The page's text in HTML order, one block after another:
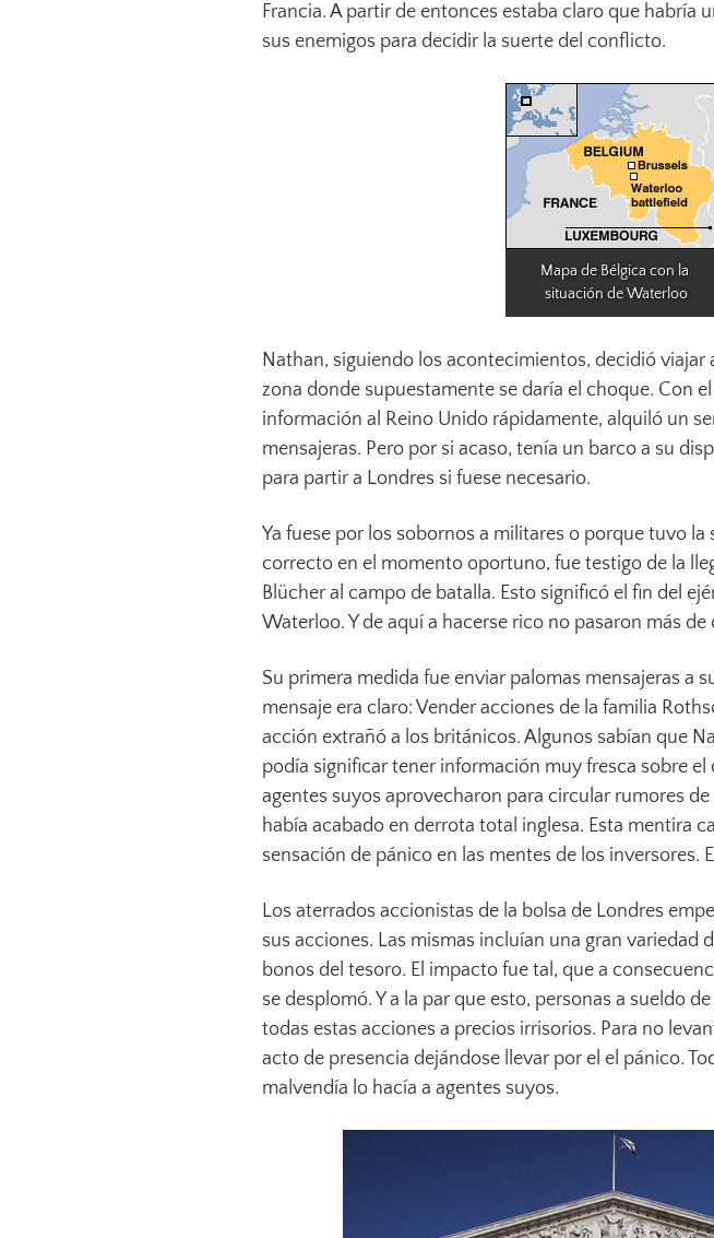
Francia. A partir de entonces estaba claro que habría
sus enemigos para decidir la suerte del conflicto.
Mapa de Bélgica con la
situación de Waterloo
Nathan, siguiendo los acontecimientos, decidió viajar
zona donde supuestamente se daría el choque. Con
información al Reino Unido rápidamente, alquiló un
mensajeras. Pero por si acaso, tenía un barco a su
para partir a Londres si fuese necesario.
Ya fuese por los sobornos a militares o porque tuvo la
correcto en el momento oportuno, fue testigo de la
Blücher al campo de batalla. Esto significó el fin del
Waterloo. Y de aquí a hacerse rico no pasaron más de
Su primera medida fue enviar palomas mensajeras a
mensaje era claro: Vender acciones de la familia
acción extrañó a los británicos. Algunos sabían que
podía significar tener información muy fresca sobre el
agentes suyos aprovecharon para circular rumores
había acabado en derrota total inglesa. Esta mentira
sensación de pánico en las mentes de los inversores.
Los aterrados accionistas de la bolsa de Londres
sus acciones. Las mismas incluían una gran variedad
bonos del tesoro. El impacto fue tal, que a
se desplomó. Y a la par que esto, personas a sueldo
todas estas acciones a precios irrisorios. Para no
acto de presencia dejándose llevar por el el pánico.
malvendía lo hacía a agentes suyos.